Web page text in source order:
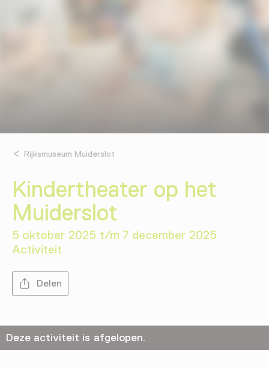
Rijksmuseum Muiderslot
Kindertheater op het
Muiderslot
5 oktober 2025 t/m 7 december 2025
Activiteit
Delen
Deze activiteit is afgelopen.